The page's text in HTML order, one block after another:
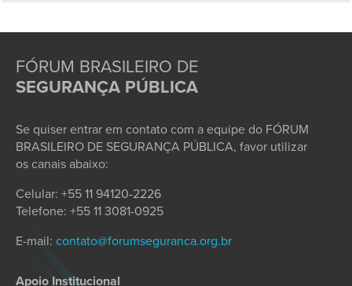
FÓRUM BRASILEIRO DE
SEGURANÇA PÚBLICA
Se quiser entrar em contato com a equipe do FÓRUM
BRASILEIRO DE SEGURANÇA PÚBLICA, favor utilizar
os canais abaixo:
Celular: +55 11 94120-2226
Telefone: +55 11 3081-0925
E-mail: contato@forumseguranca.org.br
Apoio Institucional